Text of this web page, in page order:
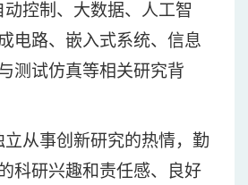
动控制、大数据、人工智
电路、嵌入式系统、信息
测试仿真等相关研究背
立从事创新研究的热情，勤
科研兴趣和责任感、良好